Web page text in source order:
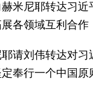
米尼耶转达习
各领域互利合作
请刘伟转达对
奉行一个中国原